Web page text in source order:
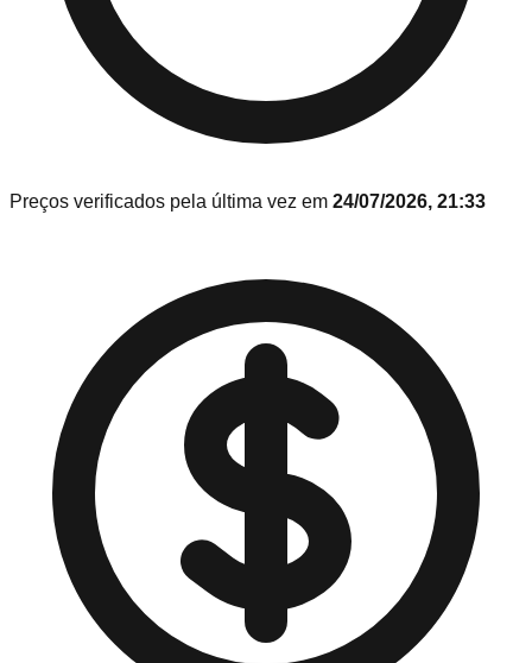
Preços verificados pela última vez em 24/07/2026, 21:33